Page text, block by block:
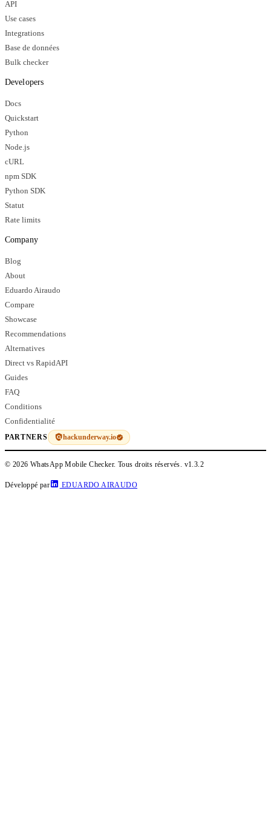
API
Use cases
Integrations
Base de données
Bulk checker
Developers
Docs
Quickstart
Python
Node.js
cURL
npm SDK
Python SDK
Statut
Rate limits
Company
Blog
About
Eduardo Airaudo
Compare
Showcase
Recommendations
Alternatives
Direct vs RapidAPI
Guides
FAQ
Conditions
Confidentialité
PARTNERS hackunderway.io
© 2026 WhatsApp Mobile Checker. Tous droits réservés. v1.3.2
Développé par EDUARDO AIRAUDO